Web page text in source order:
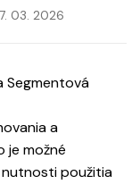
03. 2026
Segmentová
a
je možné
použitia